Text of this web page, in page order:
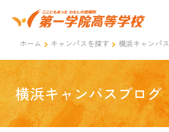
ホーム キャンパスを探す 横浜キャンパス
横浜キャンパスブログ